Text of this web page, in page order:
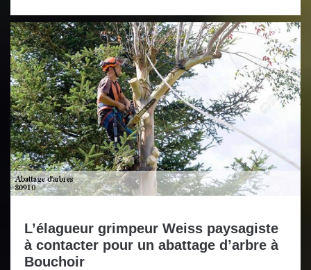
L’élagueur grimpeur Weiss paysagiste
à contacter pour un abattage d’arbre à
Bouchoir